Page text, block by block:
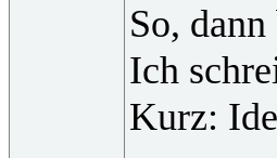
So,
Ich
Kurz: